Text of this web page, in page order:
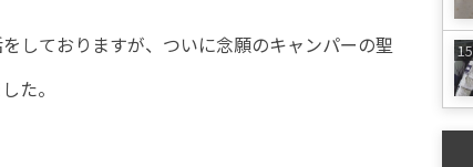
しておりますが、ついに念願のキャンパーの聖
た。